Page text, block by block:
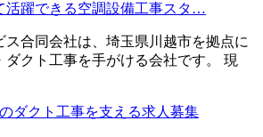
活躍できる空調設備工事スタ…
ス合同会社は、埼玉県川越市を拠点に
ダクト工事を手がける会社です。 現